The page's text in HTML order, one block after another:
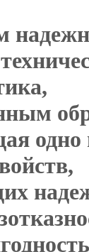
одно